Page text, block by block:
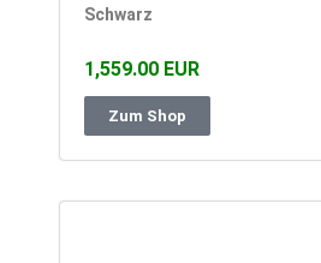
Schwarz
1,559.00 EUR
Zum Shop